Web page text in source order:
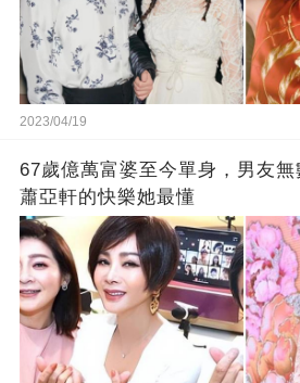
2023/04/19
67歲億萬富婆至今單身，男友無
蕭亞軒的快樂她最懂